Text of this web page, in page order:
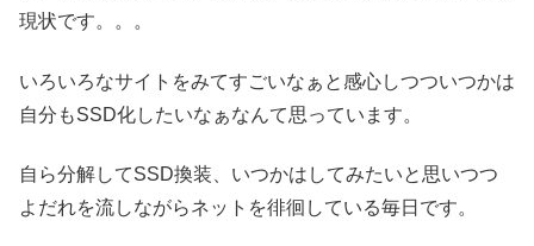
現状です。。。
いろいろなサイトをみてすごいなぁと感心しつついつかは
自分もSSD化したいなぁなんて思っています。
自ら分解してSSD換装、いつかはしてみたいと思いつつ
よだれを流しながらネットを徘徊している毎日です。